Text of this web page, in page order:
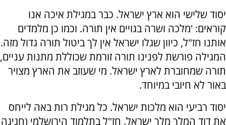
יסוד שלישי הוא ארץ ישראל. כבר במגילת איכה אנו
קוראים: 'מלכה ושרה בגויים אין תורה. וכמו כן מלמדים
אותנו חז"ל, כיוון שגלו ישראל אין לך ביטול תורה גדול מזה.
המגילה פורשת לפנינו תורה זורמת שכוללת מתנות עניים,
תורה שמחוברת לארץ ישראל. מי שעוזב את הארץ מצויר
באור לא חיובי במיוחד.
יסוד רביעי הוא מלכות ישראל. כל מגילת רות באה לייחס
את דוד המלך מלך ישראל. חז"ל בתלמוד הירושלמי (חגיגה